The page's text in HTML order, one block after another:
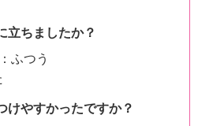
立ちましたか？
ふつう
けやすかったですか？